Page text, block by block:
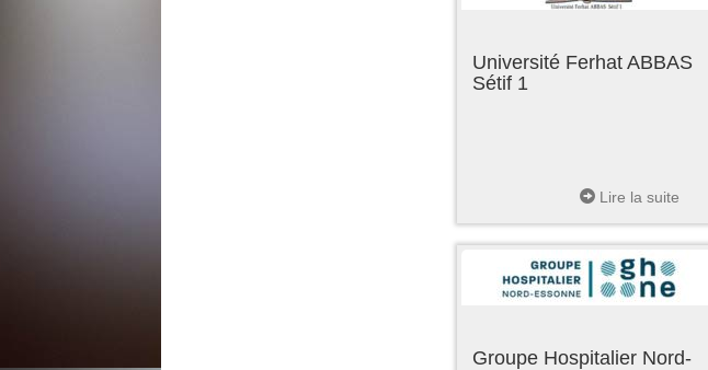
Université Ferhat ABBAS
Sétif 1
Lire la suite
Groupe Hospitalier Nord-